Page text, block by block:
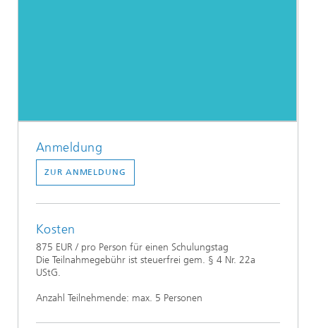
Anmeldung
ZUR ANMELDUNG
Kosten
875 EUR / pro Person für einen Schulungstag
Die Teilnahmegebühr ist steuerfrei gem. § 4 Nr. 22a
UStG.
Anzahl Teilnehmende: max. 5 Personen